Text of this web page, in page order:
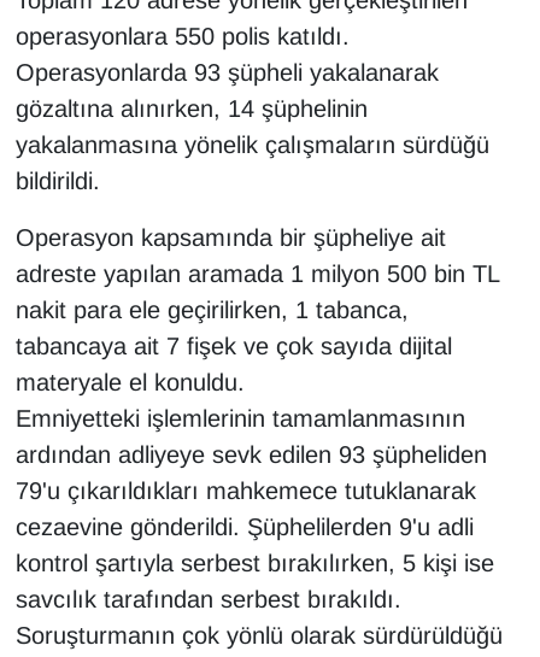
operasyonlara 550 polis katıldı.
Operasyonlarda 93 şüpheli yakalanarak
gözaltına alınırken, 14 şüphelinin
yakalanmasına yönelik çalışmaların sürdüğü
bildirildi.
Operasyon kapsamında bir şüpheliye ait
adreste yapılan aramada 1 milyon 500 bin TL
nakit para ele geçirilirken, 1 tabanca,
tabancaya ait 7 fişek ve çok sayıda dijital
materyale el konuldu.
Emniyetteki işlemlerinin tamamlanmasının
ardından adliyeye sevk edilen 93 şüpheliden
79'u çıkarıldıkları mahkemece tutuklanarak
cezaevine gönderildi. Şüphelilerden 9'u adli
kontrol şartıyla serbest bırakılırken, 5 kişi ise
savcılık tarafından serbest bırakıldı.
Soruşturmanın çok yönlü olarak sürdürüldüğü
YEREL